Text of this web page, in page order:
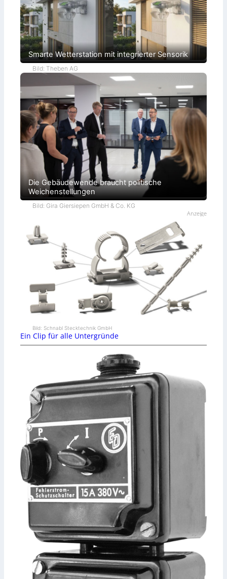
Smarte Wetterstation mit integrierter Sensorik
Bild: Theben AG
Die Gebäudewende braucht politische
Weichenstellungen
Bild: Gira Giersiepen GmbH & Co. KG
Anzeige
Bild: Schnabl Stecktechnik GmbH
Ein Clip für alle Untergründe